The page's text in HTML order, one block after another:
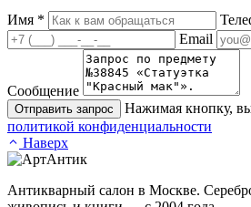
Имя *
Email
Сообщение
Отправить запрос
Нажимая кнопку, вы
политикой конфиденциальности
Наверх
Антикварный салон в Москве.